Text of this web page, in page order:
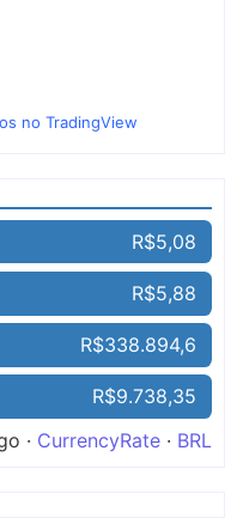
no TradingView
R$5,08
R$5,88
R$338.894,6
R$9.738,35
· CurrencyRate · BRL